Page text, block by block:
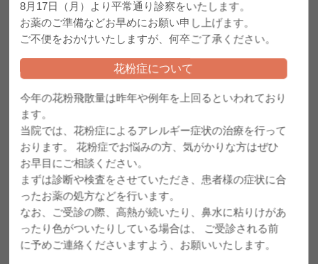
8月17日（月）より平常通り診察をいたします。
お薬のご準備などお早めにお願い申し上げます。
ご不便をおかけいたしますが、何卒ご了承ください。
花粉症について
今年の花粉飛散量は昨年や例年を上回るといわれており
ます。
当院では、花粉症によるアレルギー症状の治療を行って
おります。 花粉症でお悩みの方、気がかりな方はぜひ
お早目にご相談ください。
まずは診断や検査をさせていただき、患者様の症状に合
ったお薬の処方などを行います。
なお、ご受診の際、高熱が続いたり、鼻水に粘りけがあ
ったり色がついたりしている場合は、 ご受診される前
に予めご連絡くださいますよう、お願いいたします。
院長ご挨拶
前院長の意志を引き継ぎ、
千林地区の住民の皆さまに
信頼される診療所になる事
を目指しております。その
ために適切な医療健康情報
を提供いたします。
この度、地域の皆さまのさ
らなる健康増進のため、訪
問診療・訪問看護を拡充い
たしました。お気軽にご相
談ください。
前院長の南川先生とは常に
連絡を取れる体制を取っておりますので、代診をご希望の患
者さまはお申し出ください。